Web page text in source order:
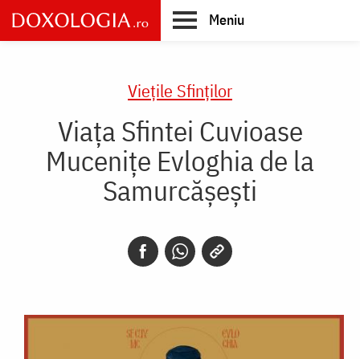
Skip
to
main
Meniu
Vieţile Sfinţilor
Viața Sfintei Cuvioase
Mucenițe Evloghia de la
Samurcășești